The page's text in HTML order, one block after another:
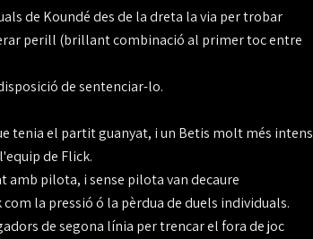
de Koundé des de la dreta la via per trobar
perill (brillant combinació al primer toc entre
de sentenciar-lo.
tenia el partit guanyat, i un Betis molt més intens
de Flick.
pilota, i sense pilota van decaure
la pressió ó la pèrdua de duels individuals.
de segona línia per trencar el fora de joc